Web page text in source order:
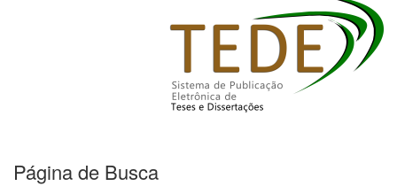
Página de Busca